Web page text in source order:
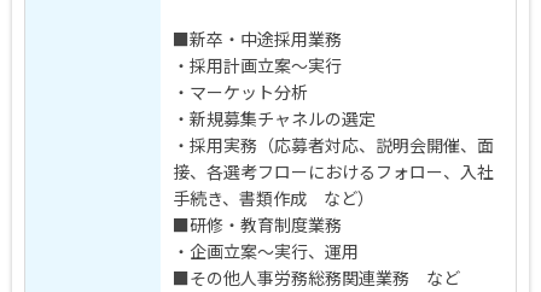
■新卒・中途採用業務
・採用計画立案～実行
・マーケット分析
・新規募集チャネルの選定
・採用実務（応募者対応、説明会開催、面
接、各選考フローにおけるフォロー、入社
手続き、書類作成 など）
■研修・教育制度業務
・企画立案～実行、運用
■その他人事労務総務関連業務 など